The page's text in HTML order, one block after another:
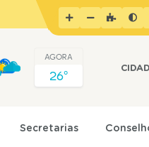
AGORA
26º
Secretarias